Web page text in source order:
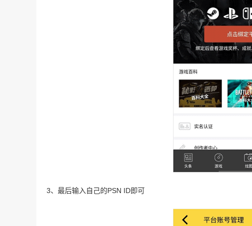
3、最后输入自己的PSN ID即可